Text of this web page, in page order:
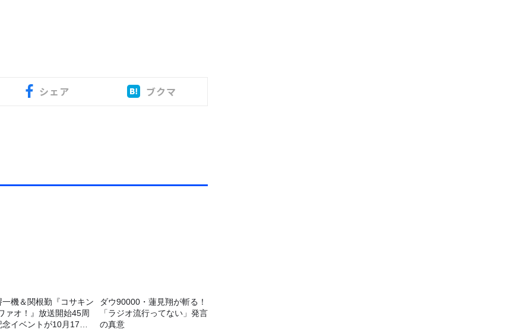
シェア ブクマ
一機＆関根勤『コサキン
ァオ！』放送開始45周
念イベントが10月17日
ダウ90000・蓮見翔が斬る！
「ラジオ流行ってない」発言
の真意